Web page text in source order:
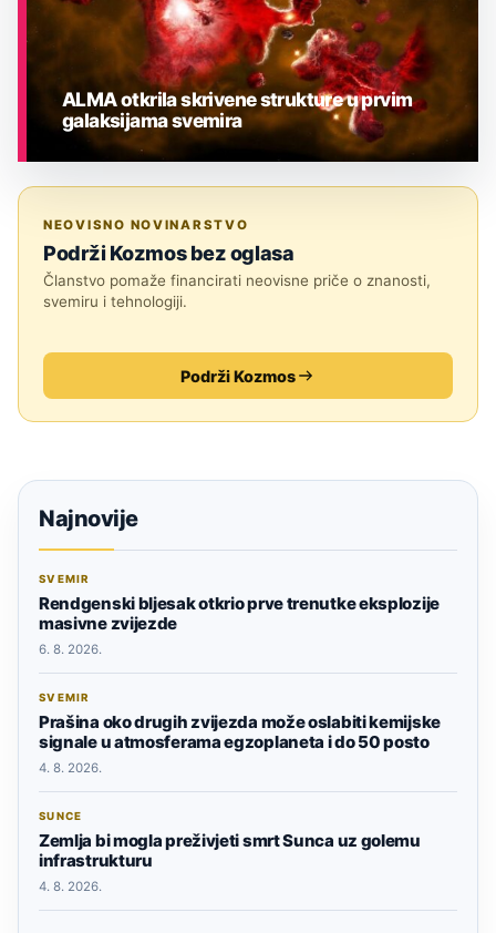
ALMA otkrila skrivene strukture u prvim
galaksijama svemira
NEOVISNO NOVINARSTVO
Podrži Kozmos bez oglasa
Članstvo pomaže financirati neovisne priče o znanosti,
svemiru i tehnologiji.
Podrži Kozmos
Najnovije
SVEMIR
Rendgenski bljesak otkrio prve trenutke eksplozije
masivne zvijezde
6. 8. 2026.
SVEMIR
Prašina oko drugih zvijezda može oslabiti kemijske
signale u atmosferama egzoplaneta i do 50 posto
4. 8. 2026.
SUNCE
Zemlja bi mogla preživjeti smrt Sunca uz golemu
infrastrukturu
4. 8. 2026.